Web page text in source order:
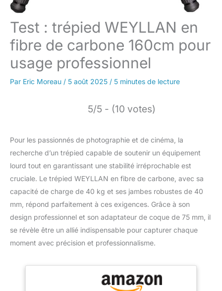
Test : trépied WEYLLAN en
fibre de carbone 160cm pour
usage professionnel
Par Eric Moreau / 5 août 2025 / 5 minutes de lecture
5/5 - (10 votes)
Pour les passionnés de photographie et de cinéma, la
recherche d’un trépied capable de soutenir un équipement
lourd tout en garantissant une stabilité irréprochable est
cruciale. Le trépied WEYLLAN en fibre de carbone, avec sa
capacité de charge de 40 kg et ses jambes robustes de 40
mm, répond parfaitement à ces exigences. Grâce à son
design professionnel et son adaptateur de coque de 75 mm, il
se révèle être un allié indispensable pour capturer chaque
moment avec précision et professionnalisme.